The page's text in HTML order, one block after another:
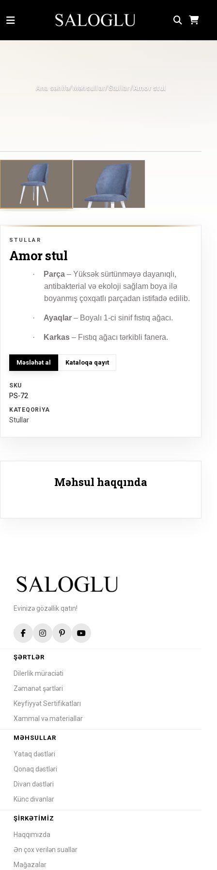
Ana səhifə/Məhsullar/Stullar /Amor stul
STULLAR
Amor stul
· Parça – Yüksək sürtünməyə dayanıqlı,
antibakterial və ekoloji sağlam boya ilə
boyanmış çoxqatlı parçadan istifadə edilib.
· Ayaqlar – Boyalı 1-ci sinif fıstıq ağacı.
· Karkas – Fıstıq ağacı tərkibli fanera.
Məsləhət al Kataloqa qayıt
SKU
PS-72
KATEQORIYA
Stullar
Məhsul haqqında
Evinizə gözəllik qatın!
ŞƏRTLƏR
Dilerlik müraciəti
Zəmanət şərtləri
Keyfiyyət Sertifikatları
Xammal və materiallar
MƏHSULLAR
Yataq dəstləri
Qonaq dəstləri
Divan dəstləri
Künc divanlar
ŞIRKƏTIMIZ
Haqqımızda
Ən çox verilən suallar
Mağazalar